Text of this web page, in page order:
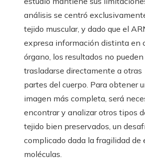
análisis se centró
tejido muscular, y dado que el
expresa información distinta en
órgano, los resultados no pueden
trasladarse directamente a otras
partes del cuerpo. Para obtener
imagen más completa, será
encontrar y analizar otros tipos
tejido bien preservados, un
complicado dada la fragilidad de
moléculas.